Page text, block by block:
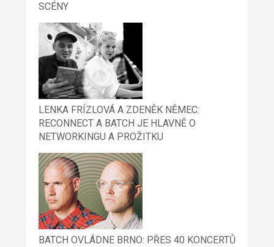
SCÉNY
LENKA FRÍZLOVÁ A ZDENĚK NĚMEC:
RECONNECT A BATCH JE HLAVNĚ O
NETWORKINGU A PROŽITKU
BATCH OVLÁDNE BRNO: PŘES 40 KONCERTŮ